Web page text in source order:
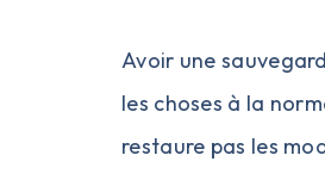
Avoir une
les choses à la
restaure pas les